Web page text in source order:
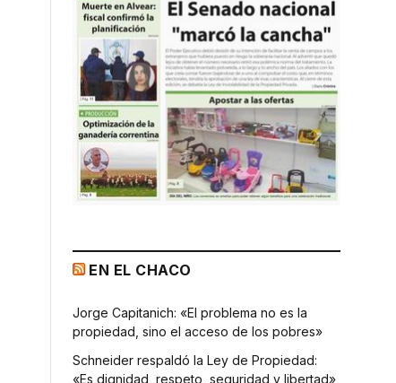
EN EL CHACO
Jorge Capitanich: «El problema no es la
propiedad, sino el acceso de los pobres»
Schneider respaldó la Ley de Propiedad:
«Es dignidad, respeto, seguridad y libertad»